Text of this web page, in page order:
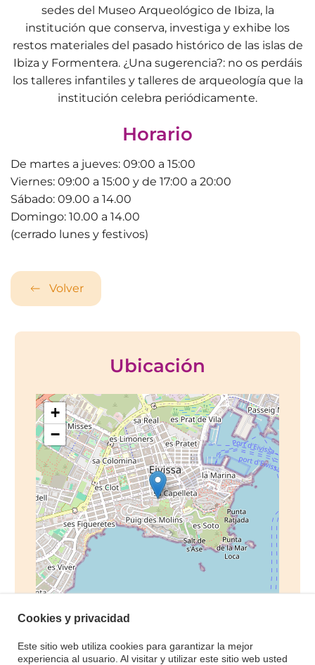
sedes del Museo Arqueológico de Ibiza, la
institución que conserva, investiga y exhibe los
restos materiales del pasado histórico de las islas de
Ibiza y Formentera. ¿Una sugerencia?: no os perdáis
los talleres infantiles y talleres de arqueología que la
institución celebra periódicamente.
Horario
De martes a jueves: 09:00 a 15:00
Viernes: 09:00 a 15:00 y de 17:00 a 20:00
Sábado: 09.00 a 14.00
Domingo: 10.00 a 14.00
(cerrado lunes y festivos)
Volver
Ubicación
+
−
Contacto
Cookies y privacidad
Este sitio web utiliza cookies para garantizar la mejor
experiencia al usuario. Al visitar y utilizar este sitio web usted